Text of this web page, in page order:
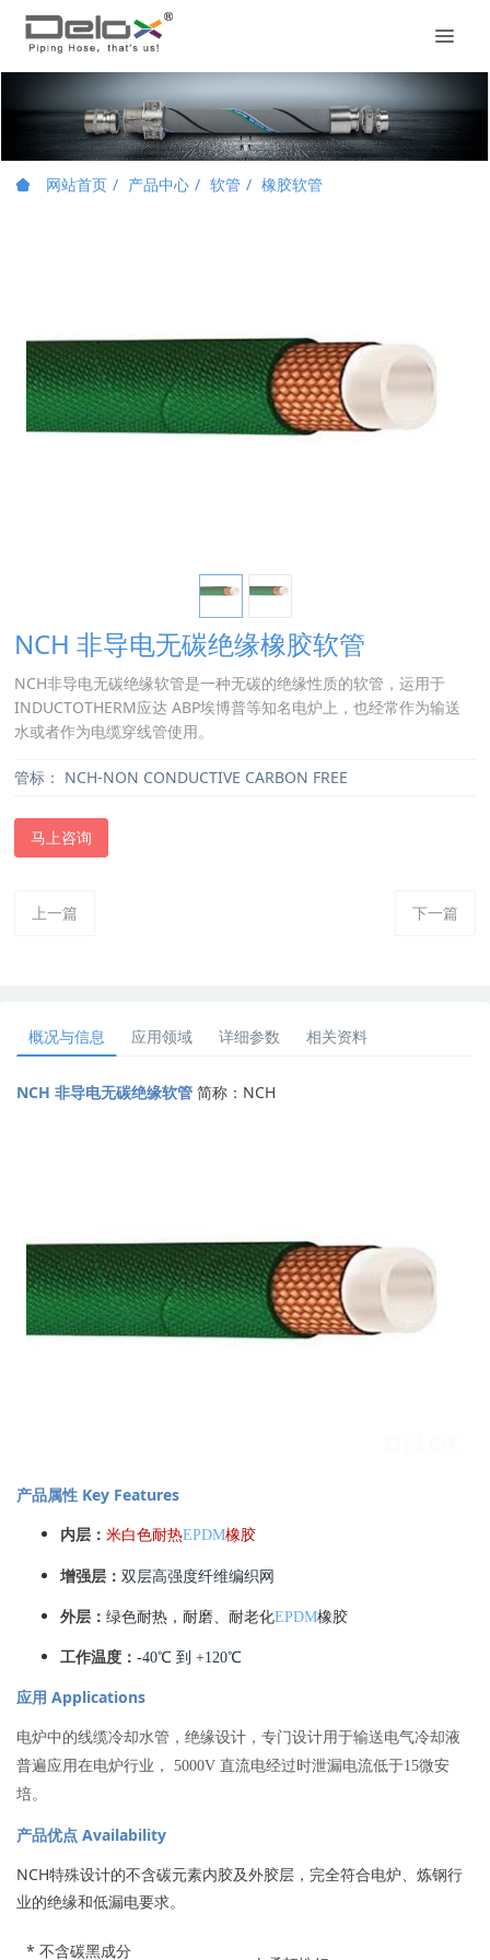
网站首页 产品中心 软管 橡胶软管
NCH 非导电无碳绝缘橡胶软管
NCH非导电无碳绝缘软管是一种无碳的绝缘性质的软管，运用于
INDUCTOTHERM应达 ABP埃博普等知名电炉上，也经常作为输送
水或者作为电缆穿线管使用。
管标： NCH-NON CONDUCTIVE CARBON FREE
马上咨询
上一篇 下一篇
概况与信息 应用领域 详细参数 相关资料
NCH 非导电无碳绝缘软管 简称：NCH
产品属性 Key Features
内层： 米白色耐热EPDM橡胶
增强层： 双层高强度纤维编织网
外层： 绿色耐热，耐磨、耐老化EPDM橡胶
工作温度： -40℃ 到 +120℃
应用 Applications
电炉中的线缆冷却水管，绝缘设计，专门设计用于输送电气冷却液
普遍应用在电炉行业， 5000V 直流电经过时泄漏电流低于15微安
培。
产品优点 Availability
NCH特殊设计的不含碳元素内胶及外胶层，完全符合电炉、炼钢行
业的绝缘和低漏电要求。
* 不含碳黑成分